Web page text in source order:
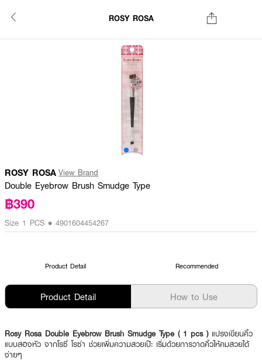
ROSY ROSA
ROSY ROSA View Brand
Double Eyebrow Brush Smudge Type
฿390
Size 1 PCS • 4901604454267
Product Detail Recommended
Product Detail How to Use
Rosy Rosa Double Eyebrow Brush Smudge Type ( 1 pcs ) แปรงเขียนคิ้ว
แบบสองหัว จากโรซี่ โรซ่า ช่วยเพิ่มความสวยเป๊ะ เริ่มด้วยการวาดคิ้วให้คมสวยได้
ง่ายๆ